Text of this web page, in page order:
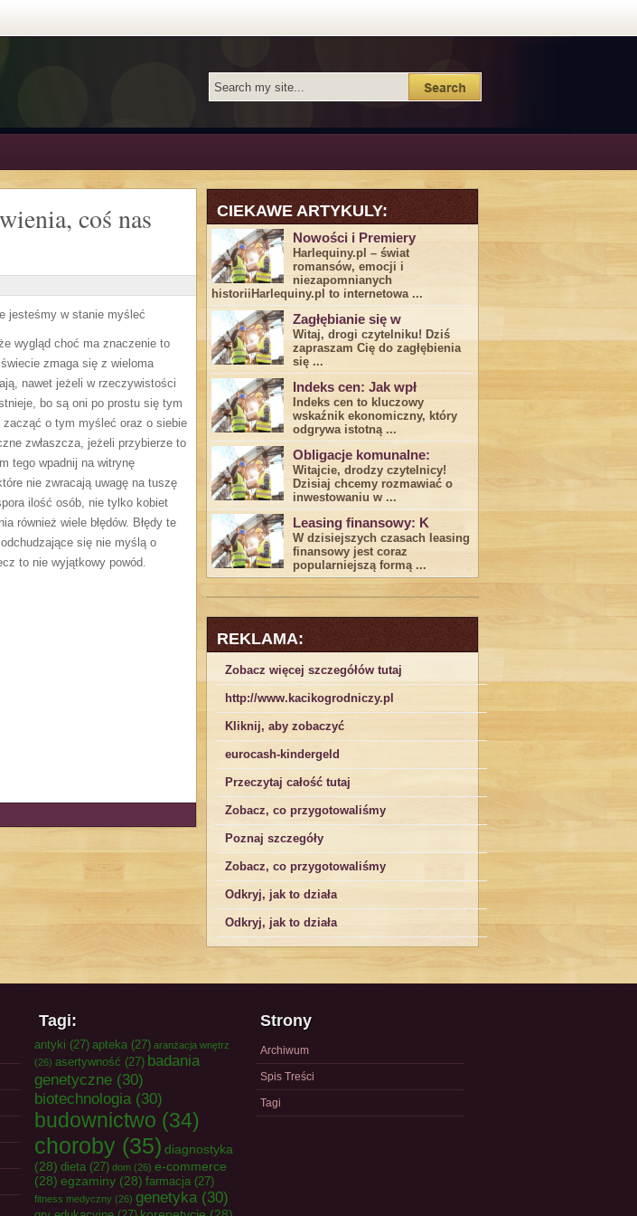
coś nas
jesteśmy w stanie myśleć
wygląd choć ma znaczenie to
zmaga się z wieloma
nawet jeżeli w rzeczywistości
bo są oni po prostu się tym
o tym myśleć oraz o siebie
zwłaszcza, jeżeli przybierze to
tego wpadnij na witrynę
nie zwracają uwagę na tuszę
ilość osób, nie tylko kobiet
również wiele błędów. Błędy te
się nie myślą o
to nie wyjątkowy powód.
CIEKAWE ARTYKULY:
Nowości i Premiery
Harlequiny.pl – świat
romansów, emocji i
niezapomnianych
historiiHarlequiny.pl to internetowa ...
Zagłębianie się w
Witaj, drogi ⁤czytelniku! Dziś
zapraszam Cię do‍ zagłębienia
‍się⁢ ...
Indeks cen: Jak wpł
Indeks cen to kluczowy
wskaźnik ekonomiczny, który
odgrywa ​istotną ...
Obligacje komunalne:
Witajcie, drodzy czytelnicy!
Dzisiaj chcemy rozmawiać o
inwestowaniu w ...
Leasing finansowy: K
W dzisiejszych czasach leasing ​
finansowy jest ⁢coraz
popularniejszą formą ...
REKLAMA:
Zobacz więcej szczegółów tutaj
http://www.kacikogrodniczy.pl
Kliknij, aby zobaczyć
eurocash-kindergeld
Przeczytaj całość tutaj
Zobacz, co przygotowaliśmy
Poznaj szczegóły
Zobacz, co przygotowaliśmy
Odkryj, jak to działa
Odkryj, jak to działa
Tagi:
antyki (27) apteka (27) aranżacja wnętrz
(26) asertywność (27) badania
genetyczne (30)
biotechnologia(30)
budownictwo (34)
choroby (35) diagnostyka
(28) dieta (27) dom (26) e-commerce
(28) egzaminy (28) farmacja (27)
fitness medyczny (26) genetyka(30)
Strony
Archiwum
Spis Treści
Tagi